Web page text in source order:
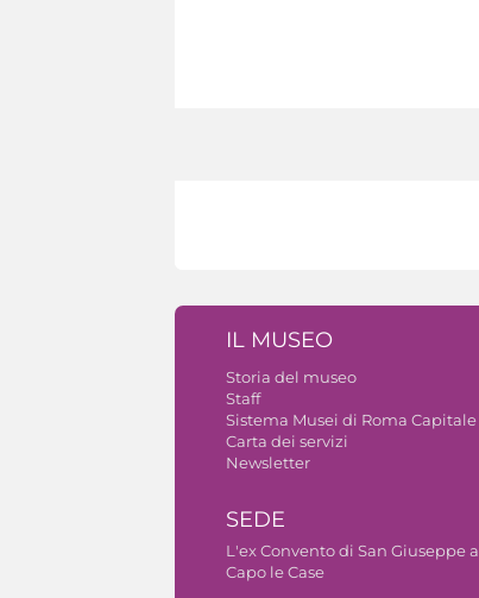
IL MUSEO
Storia del museo
Staff
Sistema Musei di Roma Capitale
Carta dei servizi
Newsletter
SEDE
L'ex Convento di San Giuseppe a
Capo le Case